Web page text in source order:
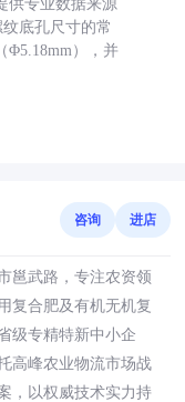
供专业数据来源
纹底孔尺寸的常
Φ5.18mm），并
咨询 进店
邕武路，专注农资领
复合肥及有机无机复
级专精特新中小企
高峰农业物流市场战
，以权威技术实力持